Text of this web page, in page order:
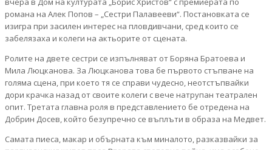
романа на Алек Попов – „Сестри Палавееви“. Постановката се
изигра при засилен интерес на пловдивчани, сред които се
забелязаха и колеги на актьорите от сцената.
Ролите на двете сестри се изпълняват от Боряна Братоева и
Мила Люцканова. За Люцканова това бе първото стъпване на
голяма сцена, при което тя се справи чудесно, неотстъпвайки
дори крачка назад от своите колеги с вече натрупан театрален
опит. Третата главна роля в представлението бе отредена на
Добрин Досев, който безупречно се въплъти в образа на Медвет.
Самата пиеса, макар и обърната към миналото, разказвайки за